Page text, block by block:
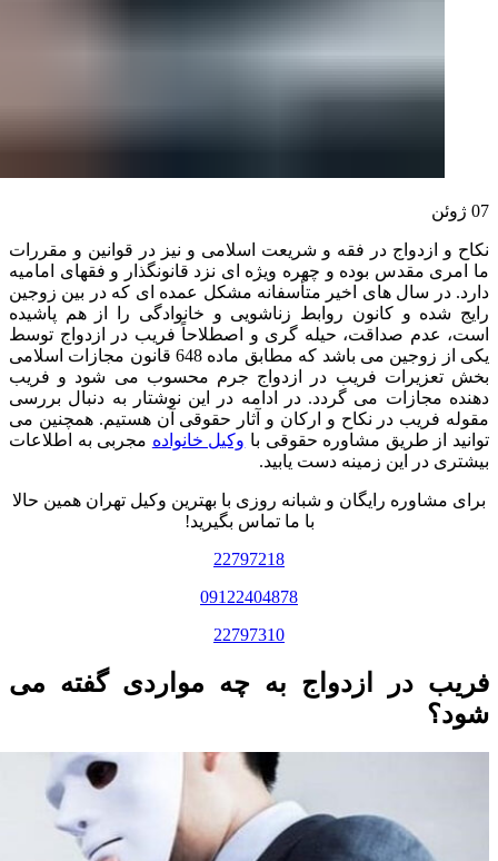
07 ژوئن
نکاح و ازدواج در فقه و شریعت اسلامی و نیز در قوانین و مقررات
ما امری مقدس بوده و چهره ویژه ای نزد قانونگذار و فقهای امامیه
دارد. در سال های اخیر متأسفانه مشکل عمده ای که در بین زوجین
رایج شده و کانون روابط زناشویی و خانوادگی را از هم پاشیده
است، عدم صداقت، حیله گری و اصطلاحاً فریب در ازدواج توسط
یکی از زوجین می باشد که مطابق ماده 648 قانون مجازات اسلامی
بخش تعزیرات فریب در ازدواج جرم محسوب می شود و فریب
دهنده مجازات می گردد. در ادامه در این نوشتار به دنبال بررسی
مقوله فریب در نکاح و ارکان و آثار حقوقی آن هستیم. همچنین می
توانید از طریق مشاوره حقوقی با وکیل خانواده مجربی به اطلاعات
بیشتری در این زمینه دست یابید.
برای مشاوره رایگان و شبانه روزی با بهترین وکیل تهران همین حالا
با ما تماس بگیرید!
22797218
09122404878
22797310
فریب در ازدواج به چه مواردی گفته می
شود؟